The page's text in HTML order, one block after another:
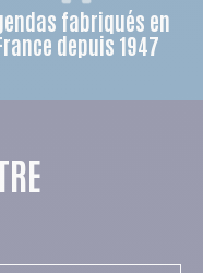
fabriqués en
depuis 1947